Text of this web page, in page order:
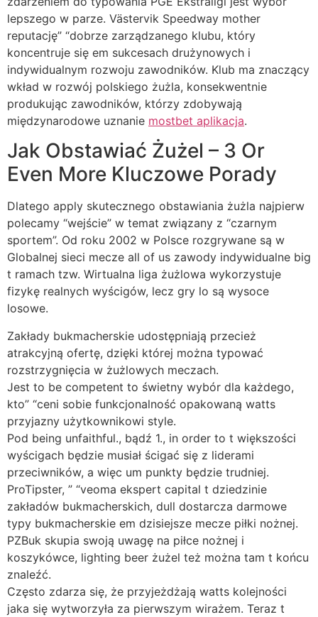
lepszego w parze. Västervik Speedway mother
reputację” “dobrze zarządzanego klubu, który
koncentruje się em sukcesach drużynowych i
indywidualnym rozwoju zawodników. Klub ma znaczący
wkład w rozwój polskiego żużla, konsekwentnie
produkując zawodników, którzy zdobywają
międzynarodowe uznanie mostbet aplikacja.
Jak Obstawiać Żużel – 3 Or
Even More Kluczowe Porady
Dlatego apply skutecznego obstawiania żużla najpierw
polecamy “wejście” w temat związany z “czarnym
sportem”. Od roku 2002 w Polsce rozgrywane są w
Globalnej sieci mecze all of us zawody indywidualne big
t ramach tzw. Wirtualna liga żużlowa wykorzystuje
fizykę realnych wyścigów, lecz gry lo są wysoce
losowe.
Zakłady bukmacherskie udostępniają przecież
atrakcyjną ofertę, dzięki której można typować
rozstrzygnięcia w żużlowych meczach.
Jest to be competent to świetny wybór dla każdego,
kto” “ceni sobie funkcjonalność opakowaną watts
przyjazny użytkownikowi style.
Pod being unfaithful., bądź 1., in order to t większości
wyścigach będzie musiał ścigać się z liderami
przeciwników, a więc um punkty będzie trudniej.
ProTipster, ” “veoma ekspert capital t dziedzinie
zakładów bukmacherskich, dull dostarcza darmowe
typy bukmacherskie em dzisiejsze mecze piłki nożnej.
PZBuk skupia swoją uwagę na piłce nożnej i
koszykówce, lighting beer żużel też można tam t końcu
znaleźć.
Często zdarza się, że przyjeżdżają watts kolejności
jaka się wytworzyła za pierwszym wirażem. Teraz t